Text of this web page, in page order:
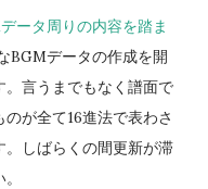
和に機体のサイズ補正を
視の武器で反撃される
ころだが、分身持ちであ
活用できるかもしれな
撃で倒せる場合は命中
し、その武器の残弾が残
ータ周りの内容を踏ま
BGMデータの作成を開
言うまでもなく譜面で
が全て16進法で表わさ
しばらくの間更新が滞